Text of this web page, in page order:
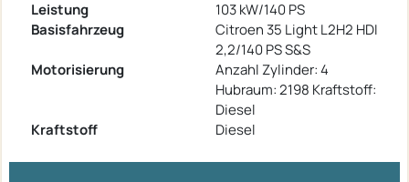
Leistung
103 kW/140 PS
Basisfahrzeug
Citroen 35 Light L2H2 HDI
2,2/140 PS S&S
Motorisierung
Anzahl Zylinder: 4
Hubraum: 2198 Kraftstoff:
Diesel
Kraftstoff
Diesel